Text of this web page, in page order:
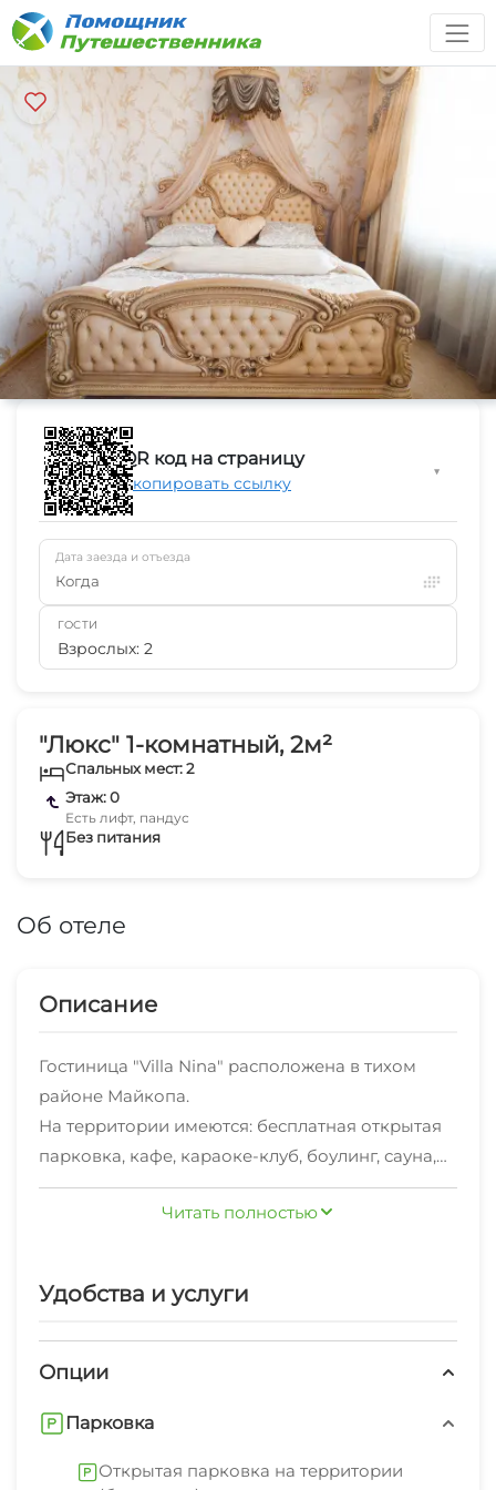
"Люкс" 1-комнатный, 2м²
Спальных мест: 2
Этаж: 0
Есть лифт, пандус
Без питания
Об отеле
Описание
Гостиница "Villa Nina" расположена в тихом
районе Майкопа.
На территории имеются: бесплатная открытая
парковка, кафе, караоке-клуб, боулинг, сауна,
зона для барбекю и банкетный зал на 400
Приезжайте - мы всегда рады видеть Вас!
Читать полностью
Удобства и услуги
Опции
Парковка
Открытая парковка на территории
QR код на страницу
Скопировать ссылку
▼
Дата заезда и отъезда
Когда
ГОСТИ
Взрослых: 2